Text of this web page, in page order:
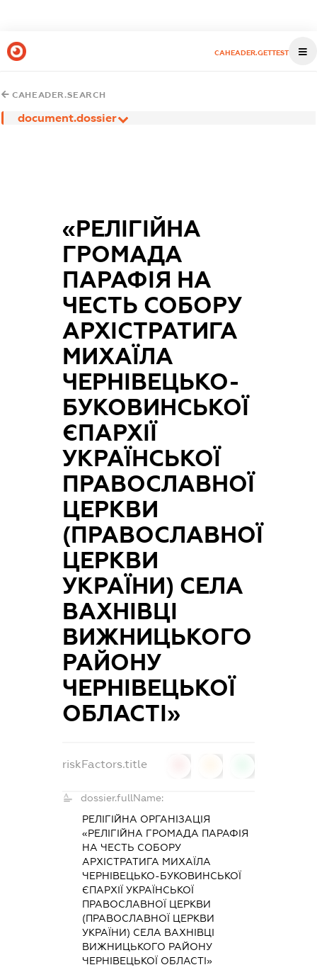
CAHEADER.GETTEST
CAHEADER.SEARCH
document.dossier
«РЕЛІГІЙНА
ГРОМАДА
ПАРАФІЯ НА
ЧЕСТЬ СОБОРУ
АРХІСТРАТИГА
МИХАЇЛА
ЧЕРНІВЕЦЬКО-
БУКОВИНСЬКОЇ
ЄПАРХІЇ
УКРАЇНСЬКОЇ
ПРАВОСЛАВНОЇ
ЦЕРКВИ
(ПРАВОСЛАВНОЇ
ЦЕРКВИ
УКРАЇНИ) СЕЛА
ВАХНІВЦІ
ВИЖНИЦЬКОГО
РАЙОНУ
ЧЕРНІВЕЦЬКОЇ
ОБЛАСТІ»
riskFactors.title
dossier.fullName:
РЕЛІГІЙНА ОРГАНІЗАЦІЯ
«РЕЛІГІЙНА ГРОМАДА ПАРАФІЯ
НА ЧЕСТЬ СОБОРУ
АРХІСТРАТИГА МИХАЇЛА
ЧЕРНІВЕЦЬКО-БУКОВИНСЬКОЇ
ЄПАРХІЇ УКРАЇНСЬКОЇ
ПРАВОСЛАВНОЇ ЦЕРКВИ
(ПРАВОСЛАВНОЇ ЦЕРКВИ
УКРАЇНИ) СЕЛА ВАХНІВЦІ
ВИЖНИЦЬКОГО РАЙОНУ
ЧЕРНІВЕЦЬКОЇ ОБЛАСТІ»